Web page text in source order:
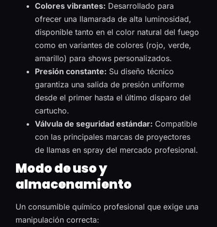
Colores vibrantes: Desarrollado para
ofrecer una llamarada de alta luminosidad,
disponible tanto en el color natural del fuego
como en variantes de colores (rojo, verde,
amarillo) para shows personalizados.
Presión constante: Su diseño técnico
garantiza una salida de presión uniforme
desde el primer hasta el último disparo del
cartucho.
Válvula de seguridad estándar: Compatible
con las principales marcas de proyectores
de llamas en spray del mercado profesional.
Modo de uso y
almacenamiento
Un consumible químico profesional que exige una
manipulación correcta: